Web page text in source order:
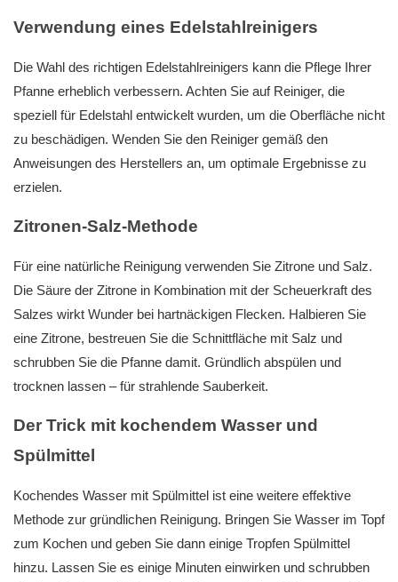
Verwendung eines Edelstahlreinigers
Die Wahl des richtigen Edelstahlreinigers kann die Pflege Ihrer
Pfanne erheblich verbessern. Achten Sie auf Reiniger, die
speziell für Edelstahl entwickelt wurden, um die Oberfläche nicht
zu beschädigen. Wenden Sie den Reiniger gemäß den
Anweisungen des Herstellers an, um optimale Ergebnisse zu
erzielen.
Zitronen-Salz-Methode
Für eine natürliche Reinigung verwenden Sie Zitrone und Salz.
Die Säure der Zitrone in Kombination mit der Scheuerkraft des
Salzes wirkt Wunder bei hartnäckigen Flecken. Halbieren Sie
eine Zitrone, bestreuen Sie die Schnittfläche mit Salz und
schrubben Sie die Pfanne damit. Gründlich abspülen und
trocknen lassen – für strahlende Sauberkeit.
Der Trick mit kochendem Wasser und
Spülmittel
Kochendes Wasser mit Spülmittel ist eine weitere effektive
Methode zur gründlichen Reinigung. Bringen Sie Wasser im Topf
zum Kochen und geben Sie dann einige Tropfen Spülmittel
hinzu. Lassen Sie es einige Minuten einwirken und schrubben